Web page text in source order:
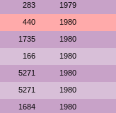
283 1979
440 1980
1735 1980
166 1980
5271 1980
5271 1980
1684 1980